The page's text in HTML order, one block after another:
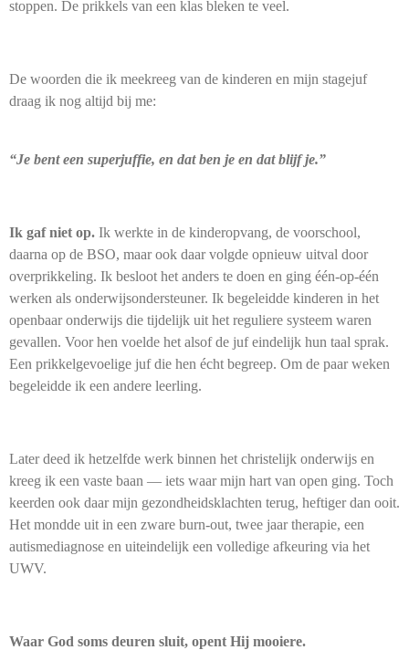
stoppen. De prikkels van een klas bleken te veel.
De woorden die ik meekreeg van de kinderen en mijn stagejuf
draag ik nog altijd bij me:
“Je bent een superjuffie, en dat ben je en dat blijf je.”
Ik gaf niet op. Ik werkte in de kinderopvang, de voorschool,
daarna op de BSO, maar ook daar volgde opnieuw uitval door
overprikkeling. Ik besloot het anders te doen en ging één-op-één
werken als onderwijsondersteuner. Ik begeleidde kinderen in het
openbaar onderwijs die tijdelijk uit het reguliere systeem waren
gevallen. Voor hen voelde het alsof de juf eindelijk hun taal sprak.
Een prikkelgevoelige juf die hen écht begreep. Om de paar weken
begeleidde ik een andere leerling.
Later deed ik hetzelfde werk binnen het christelijk onderwijs en
kreeg ik een vaste baan — iets waar mijn hart van open ging. Toch
keerden ook daar mijn gezondheidsklachten terug, heftiger dan ooit.
Het mondde uit in een zware burn-out, twee jaar therapie, een
autismediagnose en uiteindelijk een volledige afkeuring via het
UWV.
Waar God soms deuren sluit, opent Hij mooiere.